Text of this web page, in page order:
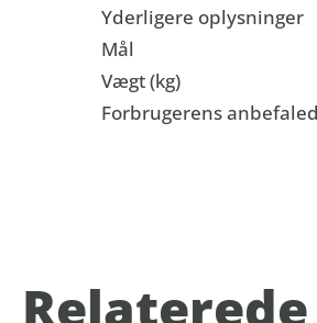
Yderligere oplysninger
Mål
Vægt (kg)
Forbrugerens